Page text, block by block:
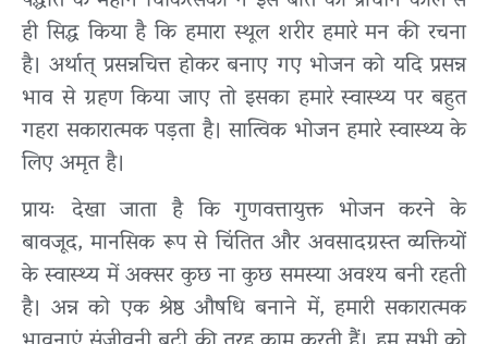
ही सिद्ध किया है कि हमारा स्थूल शरीर हमारे मन की रचना
है। अर्थात् प्रसन्नचित्त होकर बनाए गए भोजन को यदि प्रसन्न
भाव से ग्रहण किया जाए तो इसका हमारे स्वास्थ्य पर बहुत
गहरा सकारात्मक पड़ता है। सात्विक भोजन हमारे स्वास्थ्य के
लिए अमृत है।
प्रायः देखा जाता है कि गुणवत्तायुक्त भोजन करने के
बावजूद, मानसिक रूप से चिंतित और अवसादग्रस्त व्यक्तियों
के स्वास्थ्य में अक्सर कुछ ना कुछ समस्या अवश्य बनी रहती
है। अन्न को एक श्रेष्ठ औषधि बनाने में, हमारी सकारात्मक